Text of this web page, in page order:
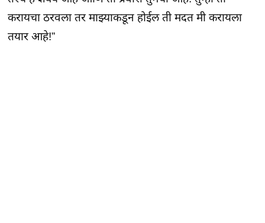
करायचा ठरवला तर माझ्याकडून होईल ती मदत मी करायला
तयार आहे!”